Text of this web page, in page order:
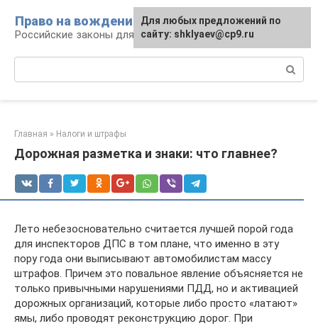
контенту
Право на вождение
Российские законы для автомобилистов
Главная » Налоги и штрафы
Дорожная разметка и знаки: что главнее?
Лето небезосновательно считается лучшей порой года
для инспекторов ДПС в том плане, что именно в эту
пору года они выписывают автомобилистам массу
штрафов. Причем это повальное явление объясняется не
только привычными нарушениями ПДД, но и активацией
дорожных организаций, которые либо просто «латают»
ямы, либо проводят реконструкцию дорог. При
Для любых предложений по
сайту: shklyaev@cp9.ru